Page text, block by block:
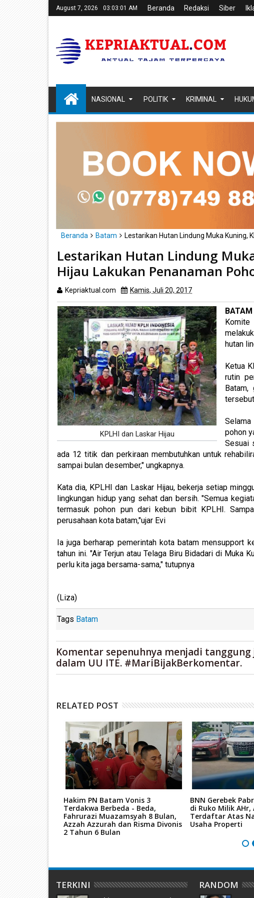
August 7, 2026 03:03:02 AM Beranda Redaksi Siber
NASIONAL POLITIK KRIMINAL
Beranda Batam Lestarikan Hutan Lindung Muka Kuning,
Lestarikan Hutan Lindung
Hijau Lakukan Penanaman
Kepriaktual.com Kamis, Juli 20, 2017
KPLHI dan Laskar Hijau
BATAM
hutan
Ketua
rutin
Selama
pohon
Sesuai
ada 12 titik dan perkiraan membutuhkan untuk
sampai bulan desember," ungkapnya.
Kata dia, KPLHI dan Laskar Hijau, bekerja setiap
lingkungan hidup yang sehat dan bersih. "Semua
termasuk pohon pun dari kebun bibit KPLHI.
perusahaan kota batam,"ujar Evi
Ia juga berharap pemerintah kota batam mensupport
tahun ini. "Air Terjun atau Telaga Biru Bidadari di Muka
perlu kita jaga bersama-sama," tutupnya
(Liza)
Tags Batam
Komentar sepenuhnya menjadi
dalam UU ITE. #MariBijakBerkomentar.
RELATED POST
Hakim PN Batam Vonis 3
Terdakwa Berbeda - Beda,
Fahrurazi Muazamsyah 8 Bulan,
Azzah Azzurah dan Risma Divonis
2 Tahun 6 Bulan
BNN Gerebek
di Ruko Milik
Terdaftar Atas
Usaha Properti
TERKINI RANDOM